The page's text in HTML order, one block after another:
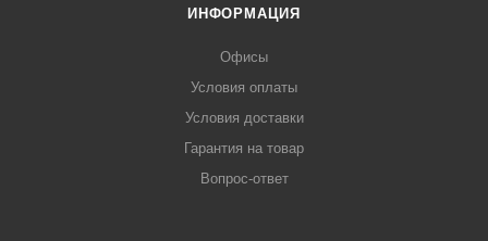
ИНФОРМАЦИЯ
Офисы
Условия оплаты
Условия доставки
Гарантия на товар
Вопрос-ответ